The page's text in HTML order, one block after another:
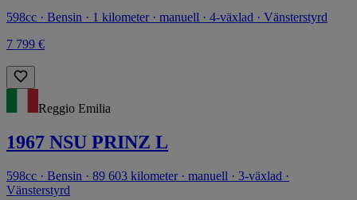
598cc · Bensin · 1 kilometer · manuell · 4-växlad · Vänsterstyrd
7 799 €
Reggio Emilia
1967 NSU PRINZ L
598cc · Bensin · 89 603 kilometer · manuell · 3-växlad ·
Vänsterstyrd